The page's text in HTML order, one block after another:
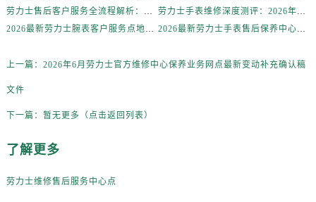
四川省甘孜州市康定市情歌广场、箭炉街劳力士售后服务中心（需提前预约）
劳力士售后客户服务全流程解析：官方电话与全国服务网点布局（2026年6月最新更新）
劳力士手表维修深度测评：2026年6月最新官方售后服务网点全盘点
2026最新劳力士腕表客户服务点地址考察报告
2026最新劳力士手表售后保养中心地址考察报告
上一篇： 2026年6月劳力士官方维修中心保养业务网点最新变动补充确认稿
文件
下一篇： 暂无更多（点击返回列表）
了解更多
劳力士维修售后服务中心点